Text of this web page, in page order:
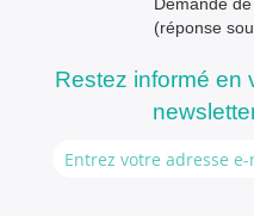
(réponse
Restez informé en